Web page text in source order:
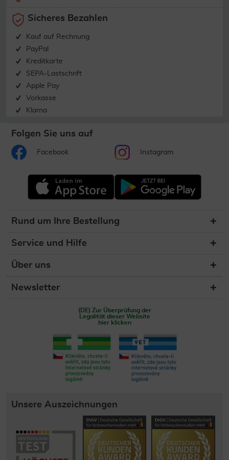
Sicheres Bezahlen
Kauf auf Rechnung
PayPal
Kreditkarte
SEPA-Lastschrift
Apple Pay
Vorkasse
Klarna
Folgen Sie uns auf
Facebook Instagram
Rund um Ihre Bestellung
Service und Hilfe
Über uns
Newsletter
(DE) Zur Überprüfung der
Legalität dieser Website
hier klicken
Unsere Auszeichnungen